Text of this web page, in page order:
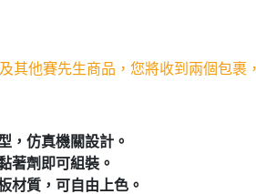
其他賽先生商品，您將收到兩個包裹
，仿真機關設計。
著劑即可組裝。
材質，可自由上色。